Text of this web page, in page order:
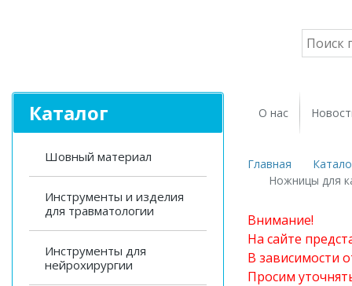
Каталог
Шовный материал
Инструменты и изделия
для травматологии
Инструменты для
нейрохирургии
О нас
Главная
Ножницы для
Внимание!
На сайте
В зависимости
Просим